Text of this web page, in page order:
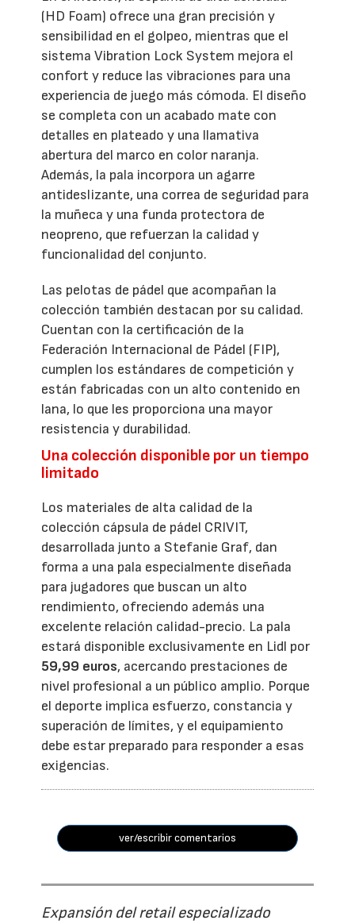
(HD Foam) ofrece una gran precisión y
sensibilidad en el golpeo, mientras que el
sistema Vibration Lock System mejora el
confort y reduce las vibraciones para una
experiencia de juego más cómoda. El diseño
se completa con un acabado mate con
detalles en plateado y una llamativa
abertura del marco en color naranja.
Además, la pala incorpora un agarre
antideslizante, una correa de seguridad para
la muñeca y una funda protectora de
neopreno, que refuerzan la calidad y
funcionalidad del conjunto.
Las pelotas de pádel que acompañan la
colección también destacan por su calidad.
Cuentan con la certificación de la
Federación Internacional de Pádel (FIP),
cumplen los estándares de competición y
están fabricadas con un alto contenido en
lana, lo que les proporciona una mayor
resistencia y durabilidad.
Una colección disponible por un tiempo
limitado
Los materiales de alta calidad de la
colección cápsula de pádel CRIVIT,
desarrollada junto a Stefanie Graf, dan
forma a una pala especialmente diseñada
para jugadores que buscan un alto
rendimiento, ofreciendo además una
excelente relación calidad-precio. La pala
estará disponible exclusivamente en Lidl por
59,99 euros, acercando prestaciones de
nivel profesional a un público amplio. Porque
el deporte implica esfuerzo, constancia y
superación de límites, y el equipamiento
debe estar preparado para responder a esas
exigencias.
ver/escribir comentarios
Expansión del retail especializado